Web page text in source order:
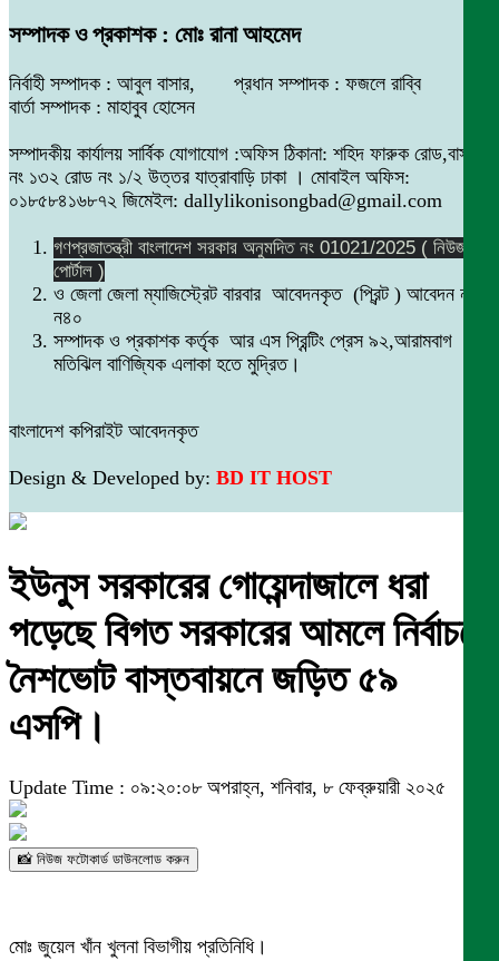
সম্পাদক ও প্রকাশক : মোঃ রানা আহমেদ
নির্বাহী সম্পাদক : আবুল বাসার, প্রধান সম্পাদক : ফজলে রাব্বি
বার্তা সম্পাদক : মাহাবুব হোসেন
সম্পাদকীয় কার্যালয় সার্বিক যোগাযোগ :অফিস ঠিকানা: শহিদ ফারুক রোড,বাসা
নং ১৩২ রোড নং ১/২ উত্তর যাত্রাবাড়ি ঢাকা । মোবাইল অফিস:
০১৮৫৮৪১৬৮৭২ জিমেইল: dallylikonisongbad@gmail.com
গণপ্রজাতন্ত্রী বাংলাদেশ সরকার অনুমদিত নং 01021/2025 ( নিউজ
পোর্টাল )
ও জেলা জেলা ম্যাজিস্ট্রেট বারবার আবেদনকৃত (প্রিন্ট ) আবেদন নং
ন৪০
সম্পাদক ও প্রকাশক কর্তৃক আর এস প্রিন্টিং প্রেস ৯২,আরামবাগ
মতিঝিল বাণিজ্যিক এলাকা হতে মুদ্রিত।
বাংলাদেশ কপিরাইট আবেদনকৃত
Design & Developed by: BD IT HOST
ইউনুস সরকারের গোয়েন্দাজালে ধরা
পড়েছে বিগত সরকারের আমলে নির্বাচনে
নৈশভোট বাস্তবায়নে জড়িত ৫৯
এসপি।
Update Time : ০৯:২০:০৮ অপরাহ্ন, শনিবার, ৮ ফেব্রুয়ারী ২০২৫
📸 নিউজ ফটোকার্ড ডাউনলোড করুন
মোঃ জুয়েল খাঁন খুলনা বিভাগীয় প্রতিনিধি।